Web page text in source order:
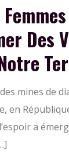
Des
mines de
en
a